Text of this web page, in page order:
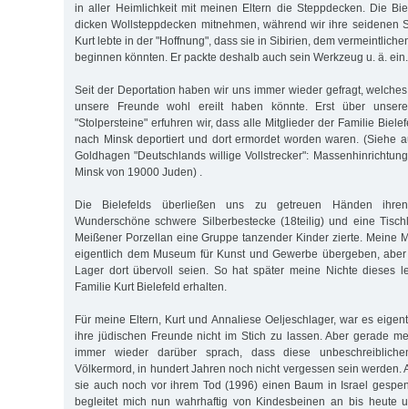
in aller Heimlichkeit mit meinen Eltern die Steppdecken. Die
dicken Wollsteppdecken mitnehmen, während wir ihre seidenen
Kurt lebte in der "Hoffnung", dass sie in Sibirien, dem
beginnen könnten. Er packte deshalb auch sein Werkzeug u. ä. ein.
Seit der Deportation haben wir uns immer wieder gefragt,
unsere Freunde wohl ereilt haben könnte. Erst über
"Stolpersteine" erfuhren wir, dass alle Mitglieder der Familie
nach Minsk deportiert und dort ermordet worden waren. (Siehe
Goldhagen "Deutschlands willige Vollstrecker":
Minsk von 19000 Juden) .
Die Bielefelds überließen uns zu getreuen Händen
Wunderschöne schwere Silberbestecke (18teilig) und eine
Meißener Porzellan eine Gruppe tanzender Kinder zierte. Meine
eigentlich dem Museum für Kunst und Gewerbe übergeben,
Lager dort übervoll seien. So hat später meine Nichte dieses
Familie Kurt Bielefeld erhalten.
Für meine Eltern, Kurt und Annaliese Oeljeschlager, war es
ihre jüdischen Freunde nicht im Stich zu lassen. Aber gerade
immer wieder darüber sprach, dass diese
Völkermord, in hundert Jahren noch nicht vergessen sein werden.
sie auch noch vor ihrem Tod (1996) einen Baum in Israel
begleitet mich nun wahrhaftig von Kindesbeinen an bis heute